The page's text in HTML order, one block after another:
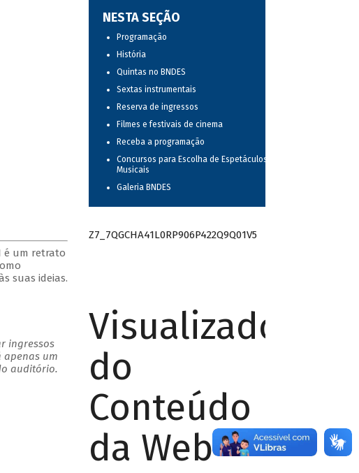
é um retrato
suas ideias.
ingressos
apenas um
auditório.
NESTA SEÇÃO
Programação
História
Quintas no BNDES
Sextas instrumentais
Reserva de ingressos
Filmes e festivais de cinema
Receba a programação
Concursos para Escolha de Espetáculos
Musicais
Galeria BNDES
Z7_7QGCHA41L0RP906P422Q9Q01V5
Visualizador
do
Conteúdo
da Web